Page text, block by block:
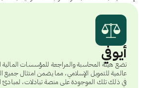
أيوفي
تضع هيئة المحاسبة والمراجعة للمؤسسات المالية
عالمية للتمويل الإسلامي، مما يضمن امتثال جميع
في ذلك تلك الموجودة على منصة تبادلات، لمبادئ